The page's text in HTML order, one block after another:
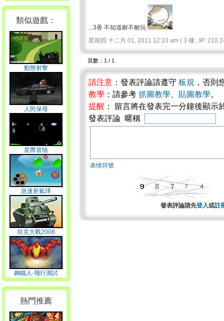
類似遊戲：
動態射擊
人民保母
星際冒險
急速射氣球
坦克大戰2008
鋼鐵人-飛行測試
熱門推薦
...3香 不知道耐不耐玩
星期四 十二月 01, 2011 12:33 am ( 3 樓 , IP:
頁數：1 / 1
請注意 ：發表評論請遵守 板規 ，否則
教學 ：請參考 抓圖教學 貼圖教學。
提醒 ： 留言將在發表完一分鐘後顯
發表評論 暱稱
表情符號
發表評論請先登入或註